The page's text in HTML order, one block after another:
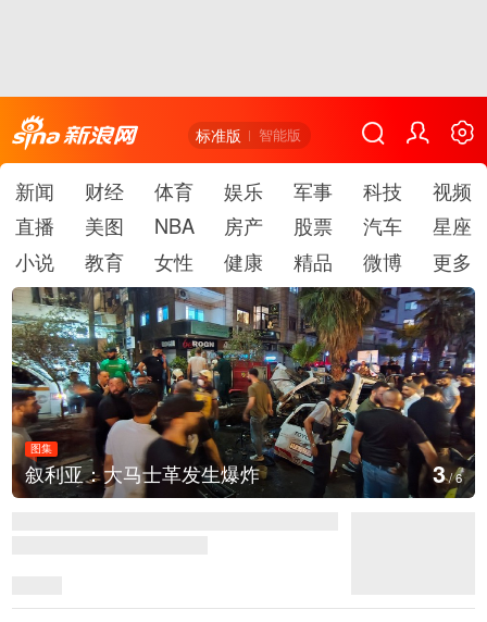
标准版 智能版
新闻 财经 体育 娱乐 军事 科技
视频
直播
美图 NBA 房产 股票 汽车
星座
小说
教育 女性 健康 精品 微博 更多
图集
云南弥勒：欢庆火把节 4/6